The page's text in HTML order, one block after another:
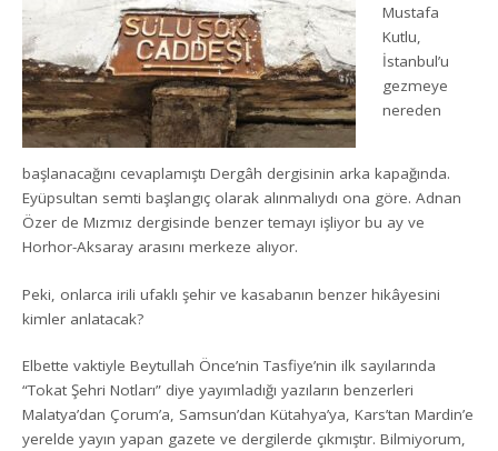
Mustafa
Kutlu,
İstanbul’u
gezmeye
nereden
başlanacağını cevaplamıştı Dergâh dergisinin arka kapağında.
Eyüpsultan semti başlangıç olarak alınmalıydı ona göre. Adnan
Özer de Mızmız dergisinde benzer temayı işliyor bu ay ve
Horhor-Aksaray arasını merkeze alıyor.
Peki, onlarca irili ufaklı şehir ve kasabanın benzer hikâyesini
kimler anlatacak?
Elbette vaktiyle Beytullah Önce’nin Tasfiye’nin ilk sayılarında
“Tokat Şehri Notları” diye yayımladığı yazıların benzerleri
Malatya’dan Çorum’a, Samsun’dan Kütahya’ya, Kars’tan Mardin’e
yerelde yayın yapan gazete ve dergilerde çıkmıştır. Bilmiyorum,